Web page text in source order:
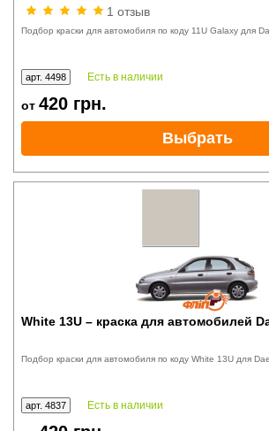
1 отзыв
Подбор краски для автомобиля по коду 11U Galaxy для
арт. 4498 Есть в наличии
от 420 грн.
Выбрать
White 13U – краска для автомобилей
Подбор краски для автомобиля по коду White 13U для
арт. 4837 Есть в наличии